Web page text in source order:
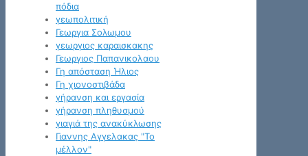
πόδια
γεωπολιτική
Γεωργια Σολωμου
γεωργιος καραισκακης
Γεωργιος Παπανικολαου
Γη απόσταση Ήλιος
Γη χιονοστιβάδα
γήρανση και εργασία
γήρανση πληθυσμού
γιαγιά της ανακύκλωσης
Γιαννης Αγγελακας "Το
μέλλον"